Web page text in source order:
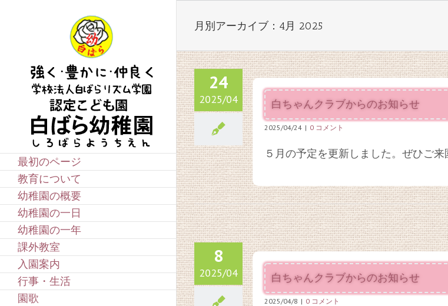
最初のページ
教育について
幼稚園の概要
幼稚園の一日
幼稚園の一年
課外教室
入園案内
行事・生活
園歌
月別アーカイブ： 4月 2025
24
2025/04 白ちゃんクラブからのお知らせ
2025/04/24 | 0 コメント
５月の予定を更新しました。ぜひご来
8
2025/04 白ちゃんクラブからのお知らせ
2025/04/8 | 0 コメント